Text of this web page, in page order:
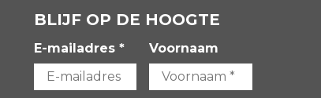
BLIJF OP DE HOOGTE
E-mailadres * Voornaam